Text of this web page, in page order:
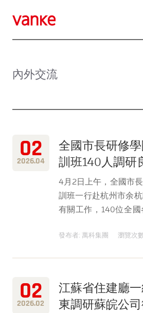
內外交流
02
2026.04
全國市長研修
訓班140人調研
目
4月2日上午，全國市
訓班一行赴杭州市余
有關工作，140位全
渚文化村城市更新實
發布者: 萬科集團 瀏覽次
02
2026.02
江蘇省住建廳
東調研蘇皖公